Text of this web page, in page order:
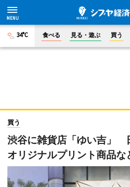
34°C 食べる 見る・遊ぶ 買う
買う
渋谷に雑貨店「ゆい吉」
オリジナルプリント商品な